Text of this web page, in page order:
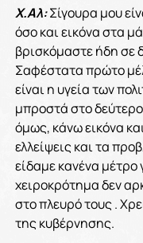
Χ.Αλ:Σίγουρα μου
όσο και εικόνα στα
βρισκόμαστε ήδη σε
Σαφέστατα πρώτο
είναι η υγεία των
μπροστά στο
όμως, κάνω εικόνα
ελλείψεις και τα
είδαμε κανένα μέτρο
χειροκρότημα δεν
στο πλευρό τους .
της κυβέρνησης.